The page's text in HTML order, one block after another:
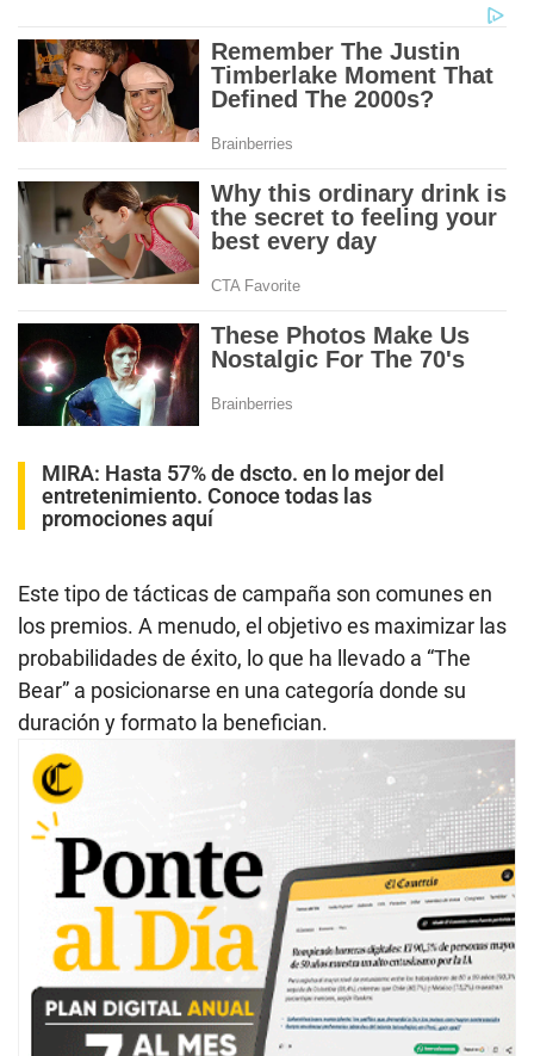
MIRA: Hasta 57% de dscto. en lo mejor del
entretenimiento. Conoce todas las
promociones aquí
Este tipo de tácticas de campaña son comunes en
los premios. A menudo, el objetivo es maximizar las
probabilidades de éxito, lo que ha llevado a “The
Bear” a posicionarse en una categoría donde su
duración y formato la benefician.